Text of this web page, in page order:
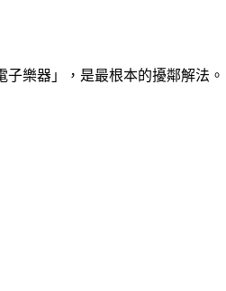
子樂器 」，是最根本的擾鄰解法。